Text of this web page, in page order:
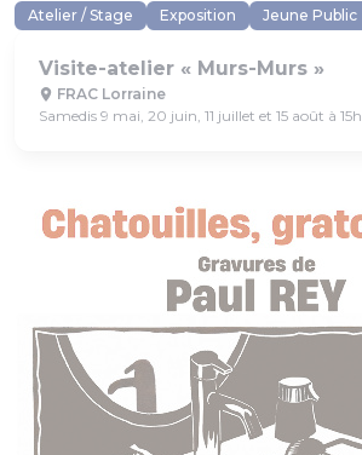
Atelier / Stage Exposition Jeune Public
Visite-atelier « Murs-Murs »
FRAC Lorraine
Samedis 9 mai, 20 juin, 11 juillet et 15 août à 15h